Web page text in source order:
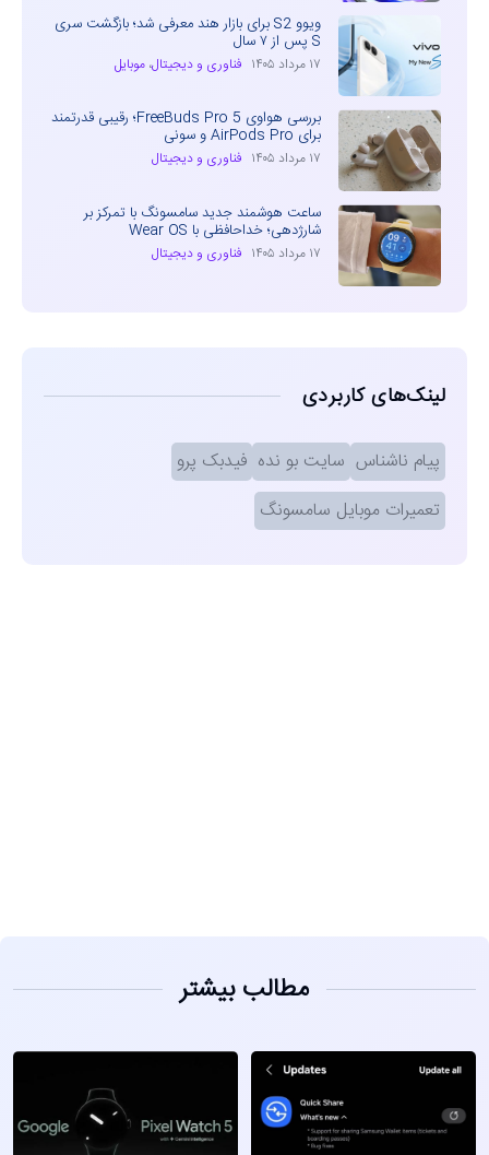
ویوو S2 برای بازار هند معرفی شد؛ بازگشت سری
S پس از ۷ سال
۱۷ مرداد ۱۴۰۵ فناوری و دیجیتال، موبایل
بررسی هواوی FreeBuds Pro 5؛ رقیبی قدرتمند
برای AirPods Pro و سونی
۱۷ مرداد ۱۴۰۵ فناوری و دیجیتال
ساعت هوشمند جدید سامسونگ با تمرکز بر
شارژدهی؛ خداحافظی با Wear OS
۱۷ مرداد ۱۴۰۵ فناوری و دیجیتال
لینک‌های کاربردی
پیام ناشناس سایت بو نده فیدبک پرو
تعمیرات موبایل سامسونگ
مطالب بیشتر